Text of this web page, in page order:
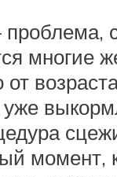
проблема,
многие
уже
момент,